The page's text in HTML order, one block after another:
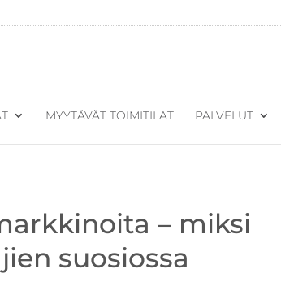
MYYTÄVÄT TOIMITILAT PALVELUT
– miksi
suosiossa